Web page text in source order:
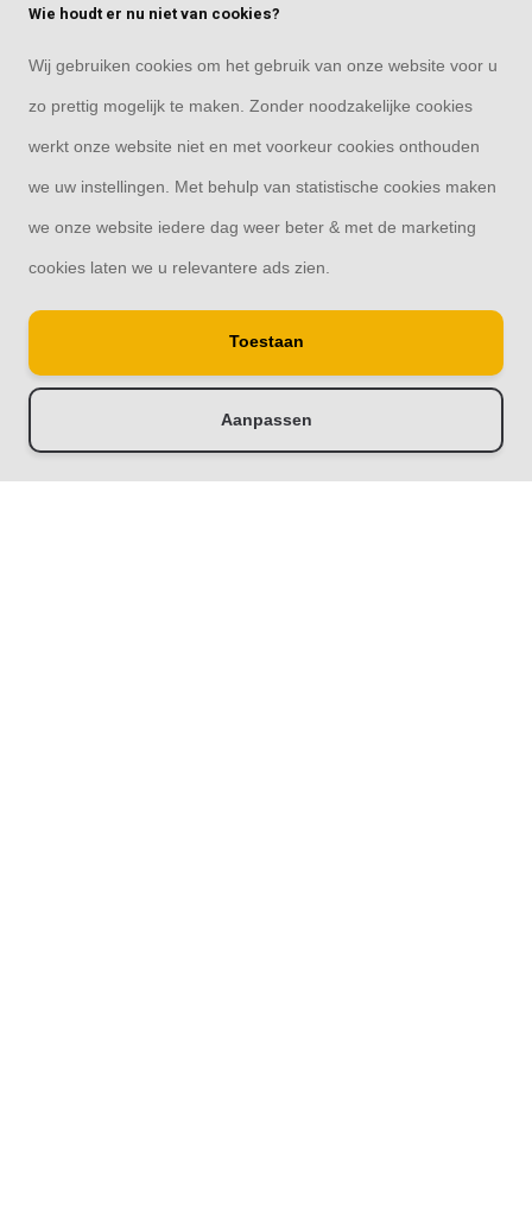
-
Mijn account
Raamdecoratie33 | Thuis in raamdecoratie
Wie houdt er nu niet van cookies?
Wij gebruiken cookies om het gebruik van onze website voor u
zo prettig mogelijk te maken. Zonder noodzakelijke cookies
werkt onze website niet en met voorkeur cookies onthouden
we uw instellingen. Met behulp van statistische cookies maken
we onze website iedere dag weer beter & met de marketing
cookies laten we u relevantere ads zien.
Toestaan
Aanpassen